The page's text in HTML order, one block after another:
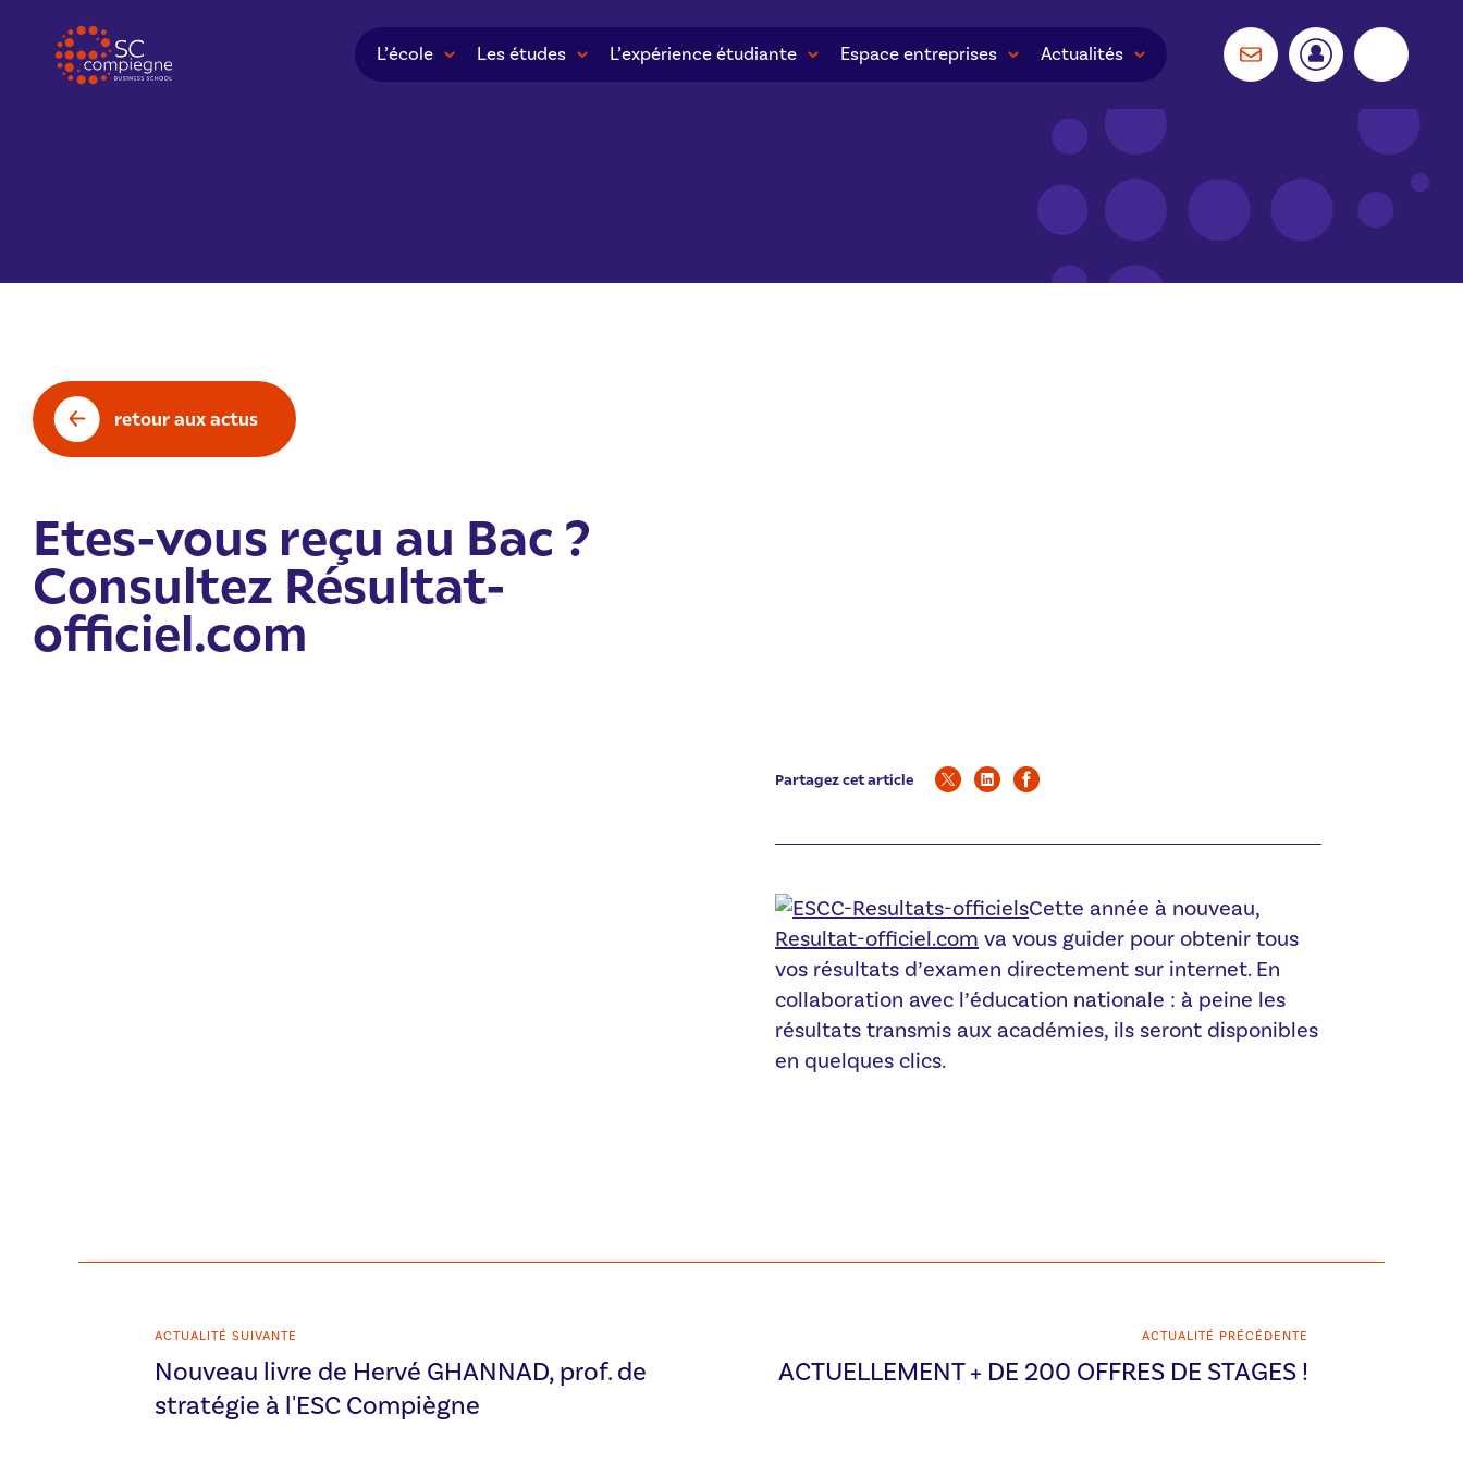
L’école Les études L’expérience étudiante Espace entreprises Actualités
retour aux actus
Etes-vous reçu au Bac ?
Consultez Résultat-
officiel.com
Partagez cet article
Cette année à nouveau,
Resultat-officiel.com va vous guider pour obtenir tous
vos résultats d’examen directement sur internet. En
collaboration avec l’éducation nationale : à peine les
résultats transmis aux académies, ils seront disponibles
en quelques clics.
ACTUALITÉ SUIVANTE
Nouveau livre de Hervé GHANNAD, prof. de
stratégie à l'ESC Compiègne
ACTUALITÉ PRÉCÉDENTE
ACTUELLEMENT + DE 200 OFFRES DE STAGES !